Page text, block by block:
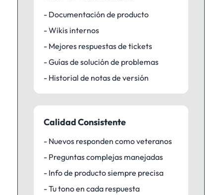
- Documentación de producto
- Wikis internos
- Mejores respuestas de tickets
- Guías de solución de problemas
- Historial de notas de versión
Calidad Consistente
- Nuevos responden como veteranos
- Preguntas complejas manejadas
- Info de producto siempre precisa
- Tu tono en cada respuesta